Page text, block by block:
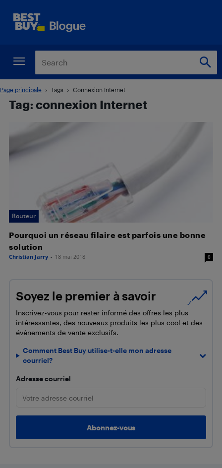
Page principale Tags Connexion Internet
Tag: connexion Internet
Routeur
Pourquoi un réseau filaire est parfois une bonne
solution
Christian Jarry - 18 mai 2018 0
Soyez le premier à savoir
Inscrivez-vous pour rester informé des offres les plus
intéressantes, des nouveaux produits les plus cool et des
événements de vente exclusifs.
Comment Best Buy utilise-t-elle mon adresse
courriel?
Adresse courriel